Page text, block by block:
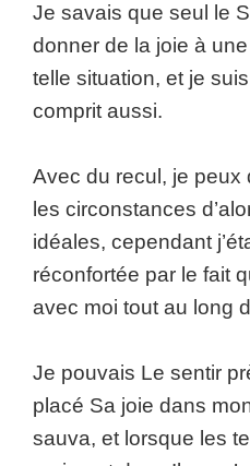
Je savais que seul le
donner de la joie à
telle situation, et je
comprit aussi.
Avec du recul, je peux
les circonstances
idéales, cependant
réconfortée par le fait
avec moi tout au long
Je pouvais Le sentir
placé Sa joie dans
sauva, et lorsque les